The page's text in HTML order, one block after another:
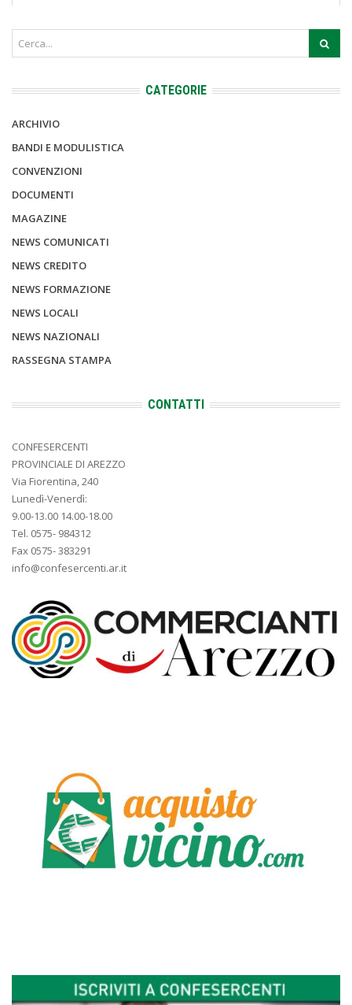
CATEGORIE
ARCHIVIO
BANDI E MODULISTICA
CONVENZIONI
DOCUMENTI
MAGAZINE
NEWS COMUNICATI
NEWS CREDITO
NEWS FORMAZIONE
NEWS LOCALI
NEWS NAZIONALI
RASSEGNA STAMPA
CONTATTI
CONFESERCENTI
PROVINCIALE DI AREZZO
Via Fiorentina, 240
Lunedì-Venerdì:
9.00-13.00 14.00-18.00
Tel. 0575- 984312
Fax 0575- 383291
info@confesercenti.ar.it